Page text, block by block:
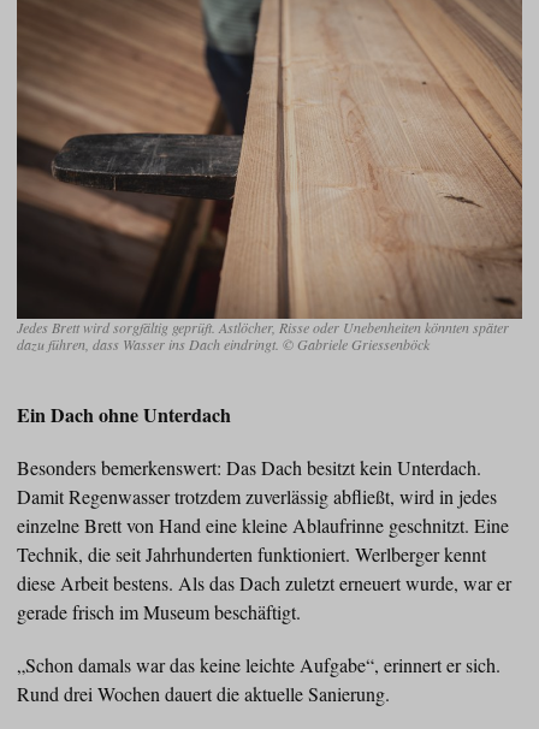
Jedes Brett wird sorgfältig geprüft. Astlöcher, Risse oder Unebenheiten könnten später
dazu führen, dass Wasser ins Dach eindringt. © Gabriele Griessenböck
Ein Dach ohne Unterdach
Besonders bemerkenswert: Das Dach besitzt kein Unterdach.
Damit Regenwasser trotzdem zuverlässig abfließt, wird in jedes
einzelne Brett von Hand eine kleine Ablaufrinne geschnitzt. Eine
Technik, die seit Jahrhunderten funktioniert. Werlberger kennt
diese Arbeit bestens. Als das Dach zuletzt erneuert wurde, war er
gerade frisch im Museum beschäftigt.
„Schon damals war das keine leichte Aufgabe“, erinnert er sich.
Rund drei Wochen dauert die aktuelle Sanierung.